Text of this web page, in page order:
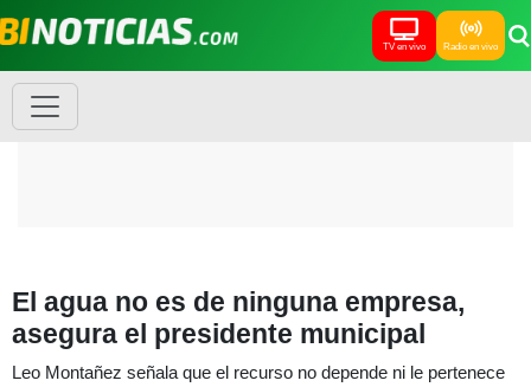
TV en vivo Radio en vivo
El agua no es de ninguna empresa,
asegura el presidente municipal
Leo Montañez señala que el recurso no depende ni le pertenece